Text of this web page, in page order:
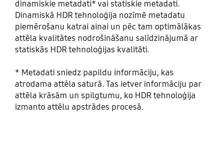
dinamiskie metadati* vai statiskie metadati.
Dinamiskā HDR tehnoloģija nozīmē metadatu
piemērošanu katrai ainai un pēc tam optimālākas
attēla kvalitātes nodrošināšanu salīdzinājumā ar
statiskās HDR tehnoloģijas kvalitāti.
* Metadati sniedz papildu informāciju, kas
atrodama attēla saturā. Tas ietver informāciju par
attēla krāsām un spilgtumu, ko HDR tehnoloģija
izmanto attēlu apstrādes procesā.